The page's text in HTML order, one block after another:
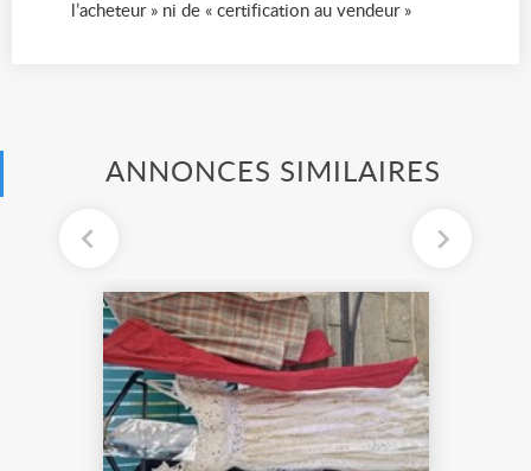
l’acheteur » ni de « certification au vendeur »
ANNONCES SIMILAIRES